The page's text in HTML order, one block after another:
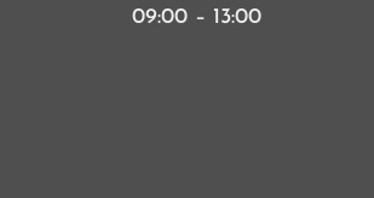
09:00 – 13:00